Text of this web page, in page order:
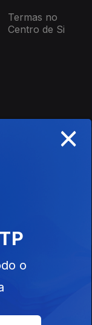
Termas no
Centro de Si
Android TV e
×
o